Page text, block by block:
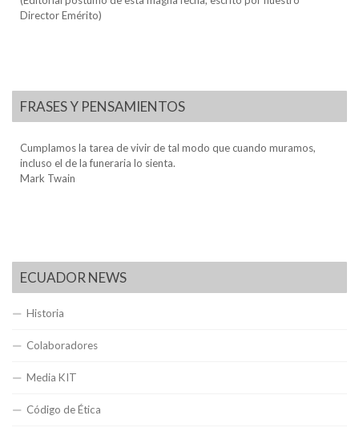
Director Emérito)
FRASES Y PENSAMIENTOS
Cumplamos la tarea de vivir de tal modo que cuando muramos,
incluso el de la funeraria lo sienta.
Mark Twain
ECUADOR NEWS
Historia
Colaboradores
Media KIT
Código de Ética